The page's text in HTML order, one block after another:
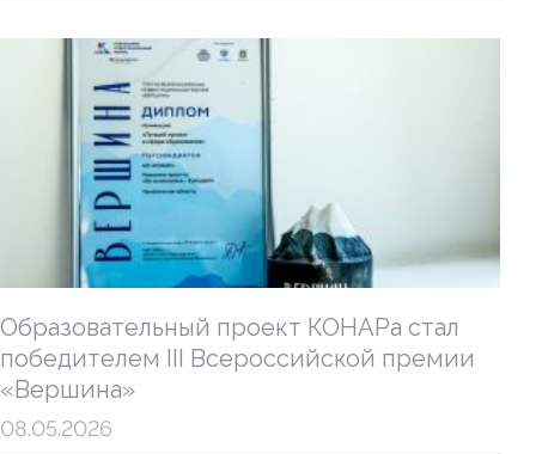
Образовательный проект КОНАРа стал
победителем III Всероссийской премии
«Вершина»
08.05.2026